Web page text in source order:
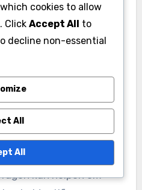
en
herhaalde bezoeken
van uitzonderlijke
van personeel om
zijn op de behoeften
een gastvrije sfeer.
kan helpen om
cookies to allow
. Click Accept All to
decline non-essential
All
All